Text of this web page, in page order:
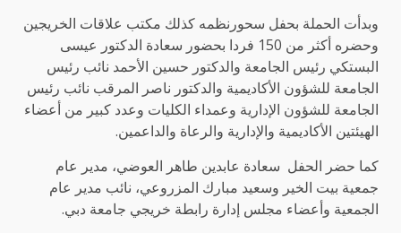
وبدأت الحملة بحفل سحورنظمه كذلك مكتب علاقات الخريجين
وحضره أكثر من 150 فردا بحضور سعادة الدكتور عيسى
البستكي رئيس الجامعة والدكتور حسين الأحمد نائب رئيس
الجامعة للشؤون الأكاديمية والدكتور ناصر المرقب نائب رئيس
الجامعة للشؤون الإدارية وعمداء الكليات وعدد كبير من أعضاء
الهيئتين الأكاديمية والإدارية والرعاة والداعمين.
كما حضر الحفل سعادة عابدين طاهر العوضي، مدير عام
جمعية بيت الخير وسعيد مبارك المزروعي، نائب مدير عام
الجمعية وأعضاء مجلس إدارة رابطة خريجي جامعة دبي.